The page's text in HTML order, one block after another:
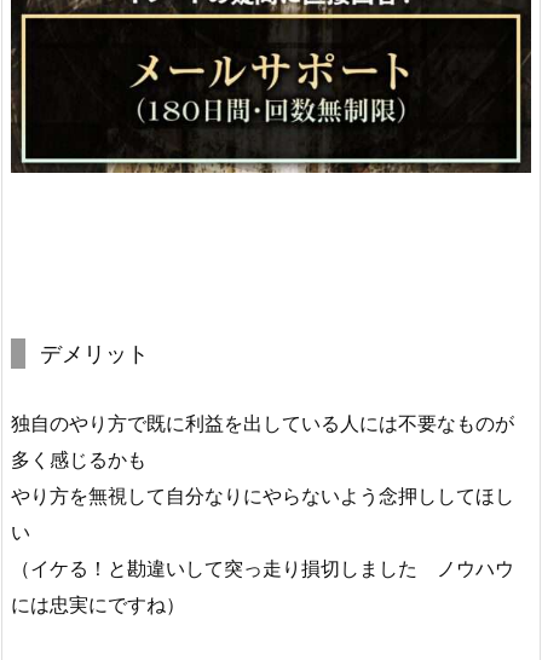
デメリット
独自のやり方で既に利益を出している人には不要なものが
多く感じるかも
やり方を無視して自分なりにやらないよう念押ししてほし
い
（イケる！と勘違いして突っ走り損切しました ノウハウ
には忠実にですね）